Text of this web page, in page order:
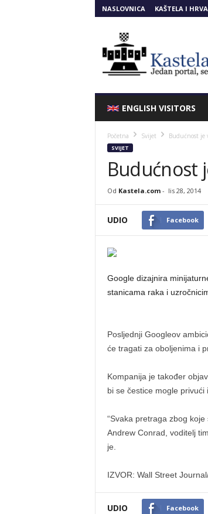
NASLOVNICA KAŠTELA I
ENGLISH VISITORS
Početna Svijet Budućnost je
SVIJET
Budućnost
Od Kastela.com- lis 28, 2014
UDIO Facebook
Google dizajnira
stanicama raka i
Posljednji Googleov
će tragati za oboljenima i
Kompanija je također
bi se čestice mogle privući
“Svaka pretraga zbog
Andrew Conrad, voditelj
je.
IZVOR: Wall Street
UDIO Facebook